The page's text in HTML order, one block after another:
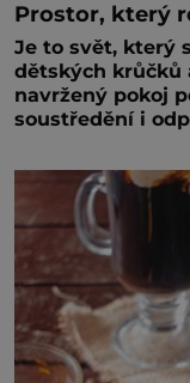
Prostor, který
Je to svět, který
dětských krůčků
navržený pokoj
soustředění i
nejmenší je
bezpečí, proto
především